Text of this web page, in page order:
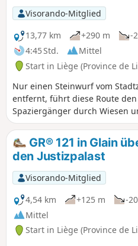
Visorando-Mitglied
13,77 km
+290 m
-
4:45 Std.
Mittel
Start in Liège (Province de
Nur einen Steinwurf vom
entfernt, führt diese Route den
Spaziergänger durch Wiesen
Wälder, vorbei an belebten
und Straßen, und bietet dabei
atemberaubende Ausblicke
Stadt und das Maastal. Nicht
begegnet man einer Schaf- oder
Kuhherde. Auch die
Bergbauvergangenheit der
noch präsent. Am tiefsten
Route durchquert man die
Lüttich mit ihren Sackgassen
GR® 121 in Glain
den Justizpalast
Visorando-Mitglied
4,54 km
+125 m -
Mittel
Start in Liège (Province de